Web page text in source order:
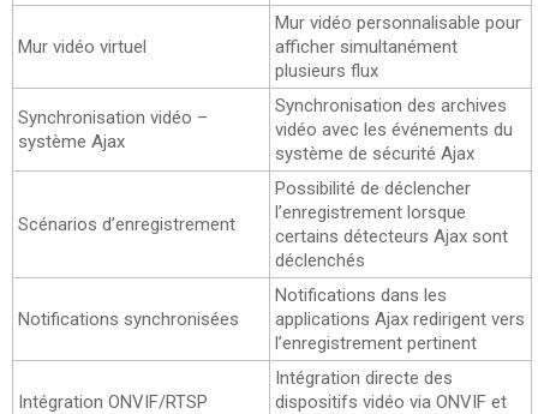
Mur vidéo virtuel
Mur vidéo personnalisable pour
afficher simultanément
plusieurs flux
Synchronisation vidéo –
système Ajax
Synchronisation des archives
vidéo avec les événements du
système de sécurité Ajax
Scénarios d’enregistrement
Possibilité de déclencher
l’enregistrement lorsque
certains détecteurs Ajax sont
déclenchés
Notifications synchronisées
Notifications dans les
applications Ajax redirigent vers
l’enregistrement pertinent
Intégration ONVIF/RTSP
Intégration directe des
dispositifs vidéo via ONVIF et